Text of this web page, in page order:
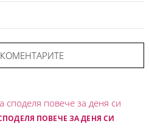
ПОВЕЧЕ ЗА ДЕНЯ СИ